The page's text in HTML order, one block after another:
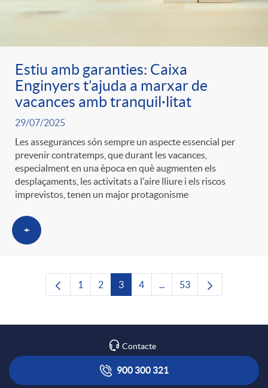
Estiu amb garanties: Caixa
Enginyers t’ajuda a marxar de
vacances amb tranquil·litat
29/07/2025
Les assegurances són sempre un aspecte essencial per
prevenir contratemps, que durant les vacances,
especialment en una època en què augmenten els
desplaçaments, les activitats a l'aire lliure i els riscos
imprevistos, tenen un major protagonisme
+
Pàgina
1 Pàgina
2 Pàgina
3 Pàgina
4 Pàgines intermèdies
Pàgina
53
Contacte
900 300 321